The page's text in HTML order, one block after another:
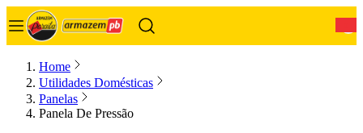
Home
Utilidades Domésticas
Panelas
Panela De Pressão